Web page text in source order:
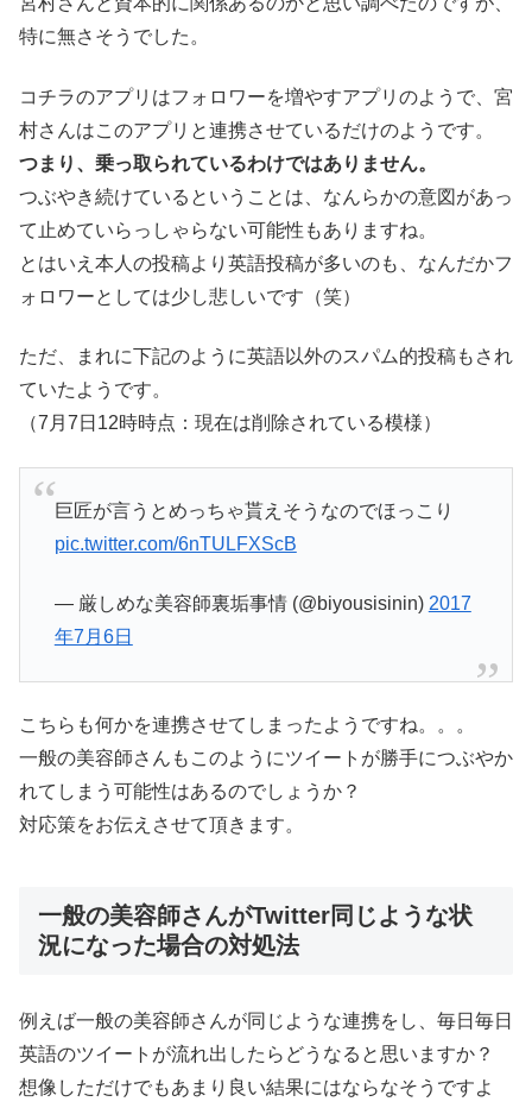
特に無さそうでした。
コチラのアプリはフォロワーを増やすアプリのようで、宮
村さんはこのアプリと連携させているだけのようです。
つまり、乗っ取られているわけではありません。
つぶやき続けているということは、なんらかの意図があっ
て止めていらっしゃらない可能性もありますね。
とはいえ本人の投稿より英語投稿が多いのも、なんだかフ
ォロワーとしては少し悲しいです（笑）
ただ、まれに下記のように英語以外のスパム的投稿もされ
ていたようです。
（7月7日12時時点：現在は削除されている模様）
巨匠が言うとめっちゃ貰えそうなのでほっこり
pic.twitter.com/6nTULFXScB
— 厳しめな美容師裏垢事情 (@biyousisinin) 2017
年7月6日
こちらも何かを連携させてしまったようですね。。。
一般の美容師さんもこのようにツイートが勝手につぶやか
れてしまう可能性はあるのでしょうか？
対応策をお伝えさせて頂きます。
一般の美容師さんがTwitter同じような状
況になった場合の対処法
例えば一般の美容師さんが同じような連携をし、毎日毎日
英語のツイートが流れ出したらどうなると思いますか？
想像しただけでもあまり良い結果にはならなそうですよ